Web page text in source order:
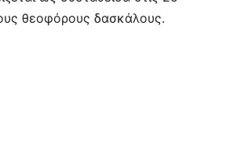
θεοφόρους δασκάλους.